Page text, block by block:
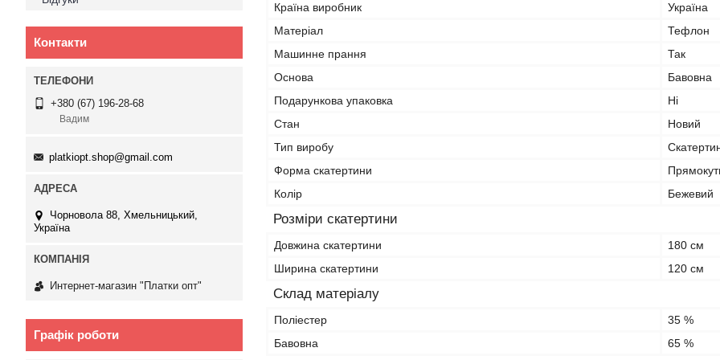
Країна виробник
Україна
Матеріал
Тефлон
Машинне прання
Так
Основа
Бавовна
Подарункова упаковка
Ні
Стан
Новий
Тип виробу
Форма скатертини
Колір
Бежевий
Розміри скатертини
Довжина скатертини
180 см
Ширина скатертини
120 см
Склад матеріалу
Поліестер
35 %
Бавовна
65 %
Контакти
+380 (67) 196-28-68
Вадим
platkiopt.shop@gmail.com
Чорновола 88, Хмельницький,
Україна
Интернет-магазин "Платки опт"
Графік роботи